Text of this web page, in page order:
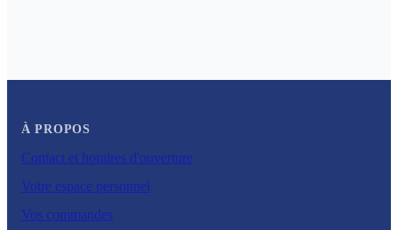
À PROPOS
Contact et horaires d'ouverture
Votre espace personnel
Vos commandes